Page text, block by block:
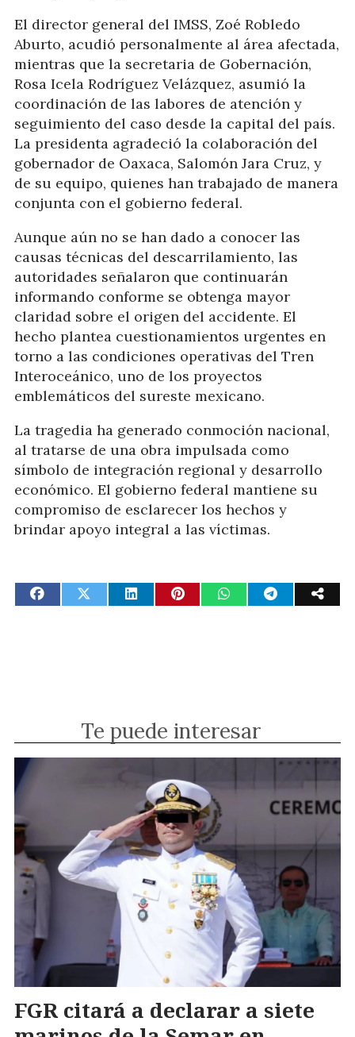
El director general del IMSS, Zoé Robledo
Aburto, acudió personalmente al área afectada,
mientras que la secretaria de Gobernación,
Rosa Icela Rodríguez Velázquez, asumió la
coordinación de las labores de atención y
seguimiento del caso desde la capital del país.
La presidenta agradeció la colaboración del
gobernador de Oaxaca, Salomón Jara Cruz, y
de su equipo, quienes han trabajado de manera
conjunta con el gobierno federal.
Aunque aún no se han dado a conocer las
causas técnicas del descarrilamiento, las
autoridades señalaron que continuarán
informando conforme se obtenga mayor
claridad sobre el origen del accidente. El
hecho plantea cuestionamientos urgentes en
torno a las condiciones operativas del Tren
Interoceánico, uno de los proyectos
emblemáticos del sureste mexicano.
La tragedia ha generado conmoción nacional,
al tratarse de una obra impulsada como
símbolo de integración regional y desarrollo
económico. El gobierno federal mantiene su
compromiso de esclarecer los hechos y
brindar apoyo integral a las víctimas.
Te puede interesar
FGR citará a declarar a siete